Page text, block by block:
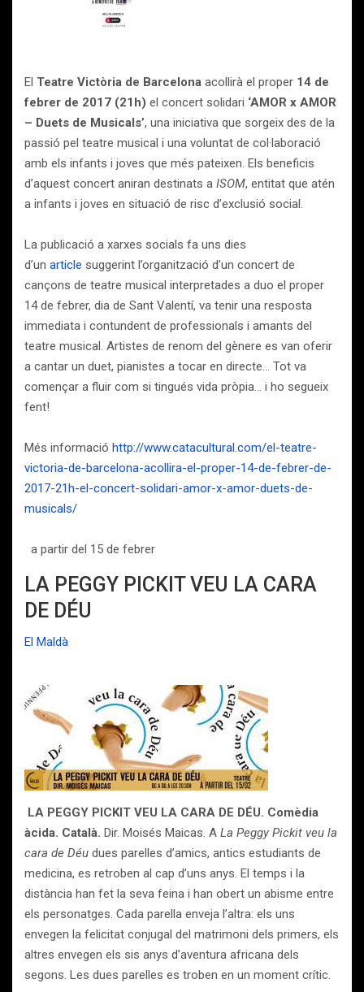
El Teatre Victòria de Barcelona acollirà el proper 14 de
febrer de 2017 (21h) el concert solidari ‘AMOR x AMOR
– Duets de Musicals’, una iniciativa que sorgeix des de la
passió pel teatre musical i una voluntat de col·laboració
amb els infants i joves que més pateixen. Els beneficis
d’aquest concert aniran destinats a ISOM, entitat que atén
a infants i joves en situació de risc d’exclusió social.
La publicació a xarxes socials fa uns dies
d’un article suggerint l’organització d’un concert de
cançons de teatre musical interpretades a duo el proper
14 de febrer, dia de Sant Valentí, va tenir una resposta
immediata i contundent de professionals i amants del
teatre musical. Artistes de renom del gènere es van oferir
a cantar un duet, pianistes a tocar en directe… Tot va
començar a fluir com si tingués vida pròpia… i ho segueix
fent!
Més informació http://www.catacultural.com/el-teatre-
victoria-de-barcelona-acollira-el-proper-14-de-febrer-de-
2017-21h-el-concert-solidari-amor-x-amor-duets-de-
musicals/
a partir del 15 de febrer
LA PEGGY PICKIT VEU LA CARA
DE DÉU
El Maldà
LA PEGGY PICKIT VEU LA CARA DE DÉU. Comèdia
àcida. Català. Dir. Moisés Maicas. A La Peggy Pickit veu la
cara de Déu dues parelles d’amics, antics estudiants de
medicina, es retroben al cap d’uns anys. El temps i la
distància han fet la seva feina i han obert un abisme entre
els personatges. Cada parella enveja l’altra: els uns
envegen la felicitat conjugal del matrimoni dels primers, els
altres envegen els sis anys d’aventura africana dels
segons. Les dues parelles es troben en un moment crític.